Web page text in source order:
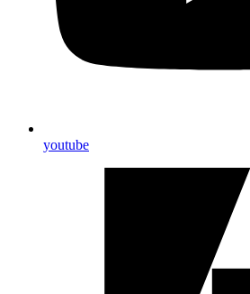
youtube